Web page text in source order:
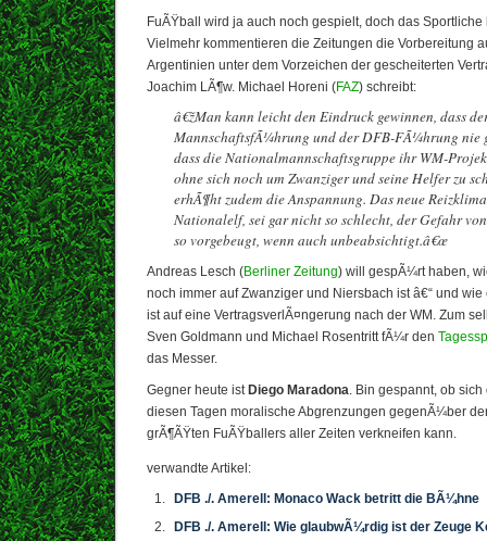
FuÃŸball wird ja auch noch gespielt, doch das
Vielmehr kommentieren die Zeitungen die Vorbereitung
Argentinien unter dem Vorzeichen der gescheiterten
Joachim LÃ¶w. Michael Horeni (FAZ) schreibt:
â€žMan kann leicht den Eindruck gewinnen, dass
MannschaftsfÃ¼hrung und der DFB-FÃ¼hrung nie
dass die Nationalmannschaftsgruppe ihr WM-
ohne sich noch um Zwanziger und seine Helfer zu
erhÃ¶ht zudem die Anspannung. Das neue
Nationalelf, sei gar nicht so schlecht, der Gefahr
so vorgebeugt, wenn auch unbeabsichtigt.â€œ
Andreas Lesch (Berliner Zeitung) will gespÃ¼rt haben,
noch immer auf Zwanziger und Niersbach ist â€“ und
ist auf eine VertragsverlÃ¤ngerung nach der WM. Zum
Sven Goldmann und Michael Rosentritt fÃ¼r den
das Messer.
Gegner heute ist Diego Maradona . Bin gespannt, ob
diesen Tagen moralische Abgrenzungen gegenÃ¼ber
grÃ¶ÃŸten FuÃŸballers aller Zeiten verkneifen kann.
verwandte Artikel:
DFB ./. Amerell: Monaco Wack betritt die BÃ¼hne
DFB ./. Amerell: Wie glaubwÃ¼rdig ist der Zeuge